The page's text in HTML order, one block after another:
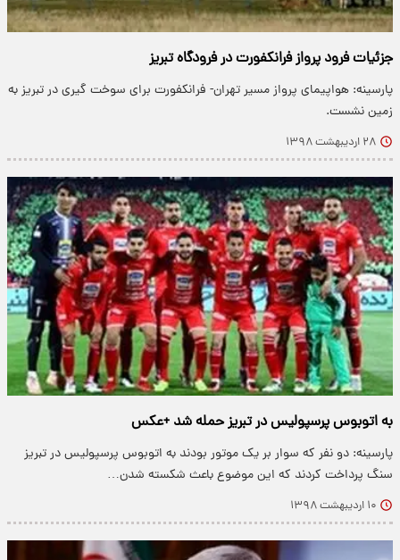
جزئیات فرود پرواز فرانکفورت در فرودگاه تبریز
پارسینه: هواپیمای پرواز مسیر تهران- فرانکفورت برای سوخت گیری در تبریز به
زمین نشست.
۲۸ اردیبهشت ۱۳۹۸
به اتوبوس پرسپولیس در تبریز حمله شد +عکس
پارسینه: دو نفر که سوار بر یک موتور بودند به اتوبوس پرسپولیس در تبریز
سنگ پرداخت کردند که این موضوع باعث شکسته شدن…
۱۰ اردیبهشت ۱۳۹۸